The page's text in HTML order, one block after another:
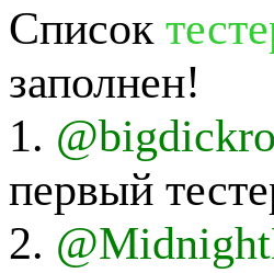
Список
заполнен!
1.
первый
2.